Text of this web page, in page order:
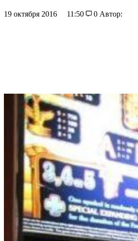
19 октября 2016 11:50 0 Автор: